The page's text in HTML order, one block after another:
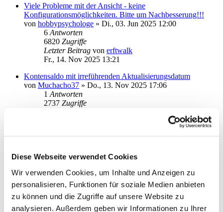
Diese Webseite verwendet Cookies
Wir verwenden Cookies, um Inhalte und Anzeigen zu
personalisieren, Funktionen für soziale Medien anbieten
zu können und die Zugriffe auf unsere Website zu
analysieren. Außerdem geben wir Informationen zu Ihrer
Viele Probleme mit der Ansicht - keine
Konfigurationsmöglichkeiten. Bitte um Nachbesserung!!!
von hobbypsychologe » Di., 03. Jun 2025 12:00
6 Antworten
6820 Zugriffe
Letzter Beitrag von erftwalk
Fr., 14. Nov 2025 13:21
Kontensaldo mit irreführenden Aktualisierungsdatum
von Muchacho37 » Do., 13. Nov 2025 17:06
1 Antworten
2737 Zugriffe
Bugs und Design-Probleme
4Antworten
Letzter BeitragvonPetro-56
Mi., 05. Nov 2025 20:37
Starmoney Deluxe 15 - pdf bei Dokumenten wird nicht mit
Starmoney internem Bildschirm angezeigt